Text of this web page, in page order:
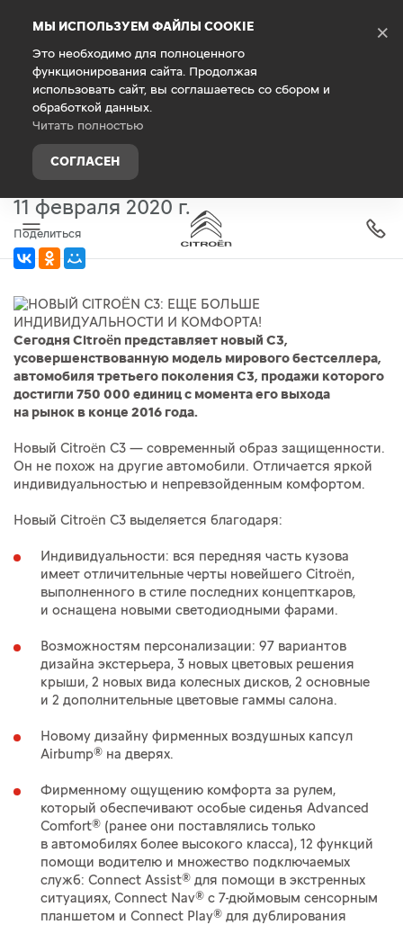
МЫ ИСПОЛЬЗУЕМ ФАЙЛЫ COOKIE
Это необходимо для полноценного
функционирования сайта. Продолжая
использовать сайт, вы соглашаетесь со сбором и
обработкой данных.
Читать полностью
СОГЛАСЕН
×
Главная О компании Новости
НОВЫЙ CITROËN C3: ЕЩЕ БОЛЬШЕ
ИНДИВИДУАЛЬНОСТИ
И КОМФОРТА!
11 февраля 2020 г.
Поделиться
Сегодня Citroën представляет новый C3,
усовершенствованную модель мирового бестселлера,
автомобиля третьего поколения C3, продажи которого
достигли 750 000 единиц с момента его выхода
на рынок в конце 2016 года.
Новый Citroën C3 — современный образ защищенности.
Он не похож на другие автомобили. Отличается яркой
индивидуальностью и непревзойденным комфортом.
Новый Citroën C3 выделяется благодаря:
Индивидуальности: вся передняя часть кузова
имеет отличительные черты новейшего Citroën,
выполненного в стиле последних концепткаров,
и оснащена новыми светодиодными фарами.
Возможностям персонализации: 97 вариантов
дизайна экстерьера, 3 новых цветовых решения
крыши, 2 новых вида колесных дисков, 2 основные
и 2 дополнительные цветовые гаммы салона.
Новому дизайну фирменных воздушных капсул
Airbump® на дверях.
Фирменному ощущению комфорта за рулем,
который обеспечивают особые сиденья Advanced
Comfort® (ранее они поставлялись только
в автомобилях более высокого класса), 12 функций
помощи водителю и множество подключаемых
служб: Connect Assist® для помощи в экстренных
ситуациях, Connect Nav® с 7-дюймовым сенсорным
планшетом и Connect Play® для дублирования